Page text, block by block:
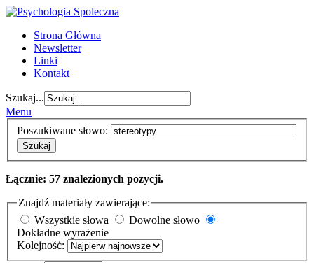
Strona Główna
Newsletter
Linki
Kontakt
Szukaj...
Menu
Poszukiwane słowo:
Szukaj
Łącznie: 57 znalezionych pozycji.
Znajdź materiały zawierające:
Wszystkie słowa
Dowolne słowo
Dokładne wyrażenie
Kolejność: